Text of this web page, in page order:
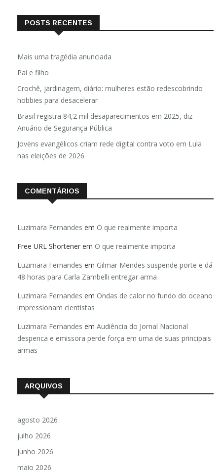
POSTS RECENTES
Mais uma tragédia anunciada
Pai e filho
Crochê, jardinagem, diário: mulheres estão redescobrindo
hobbies para desacelerar
Brasil registra 84,2 mil desaparecimentos em 2025, diz
Anuário de Segurança Pública
Jovens evangélicos criam rede digital contra voto em Lula
nas eleições de 2026
COMENTÁRIOS
Luzimara Fernandes em O que realmente importa
Free URL Shortener em O que realmente importa
Luzimara Fernandes em Gilmar Mendes suspende porte e dá
48 horas para Carla Zambelli entregar arma
Luzimara Fernandes em Ondas de calor no fundo do oceano
impressionam cientistas
Luzimara Fernandes em Audiência do Jornal Nacional
despenca e emissora perde força em uma de suas principais
armas
ARQUIVOS
agosto 2026
julho 2026
junho 2026
maio 2026